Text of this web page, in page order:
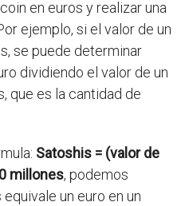
en euros y realizar una
ejemplo, si el valor de un
se puede determinar
dividiendo el valor de un
que es la cantidad de
Satoshis = (valor de
millones, podemos
un euro en un